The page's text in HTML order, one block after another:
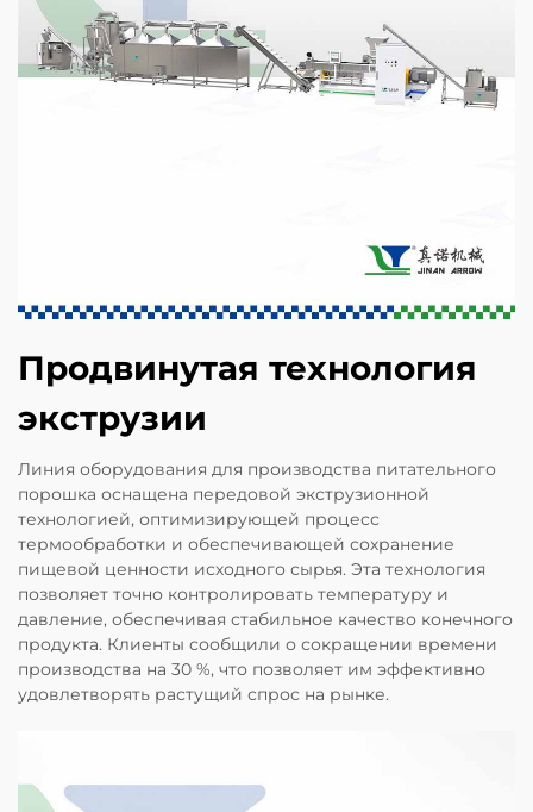
Продвинутая технология
экструзии
Линия оборудования для производства питательного
порошка оснащена передовой экструзионной
технологией, оптимизирующей процесс
термообработки и обеспечивающей сохранение
пищевой ценности исходного сырья. Эта технология
позволяет точно контролировать температуру и
давление, обеспечивая стабильное качество конечного
продукта. Клиенты сообщили о сокращении времени
производства на 30 %, что позволяет им эффективно
удовлетворять растущий спрос на рынке.